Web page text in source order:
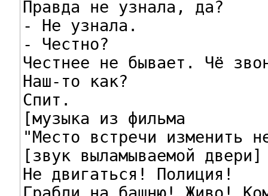
Правда не узнала, да?
- Не узнала.
- Честно?
Честнее не бывает. Чё
Наш-то как?
Спит.
[музыка из фильма
"Место встречи изменить
[звук выламываемой двери]
Не двигаться! Полиция!